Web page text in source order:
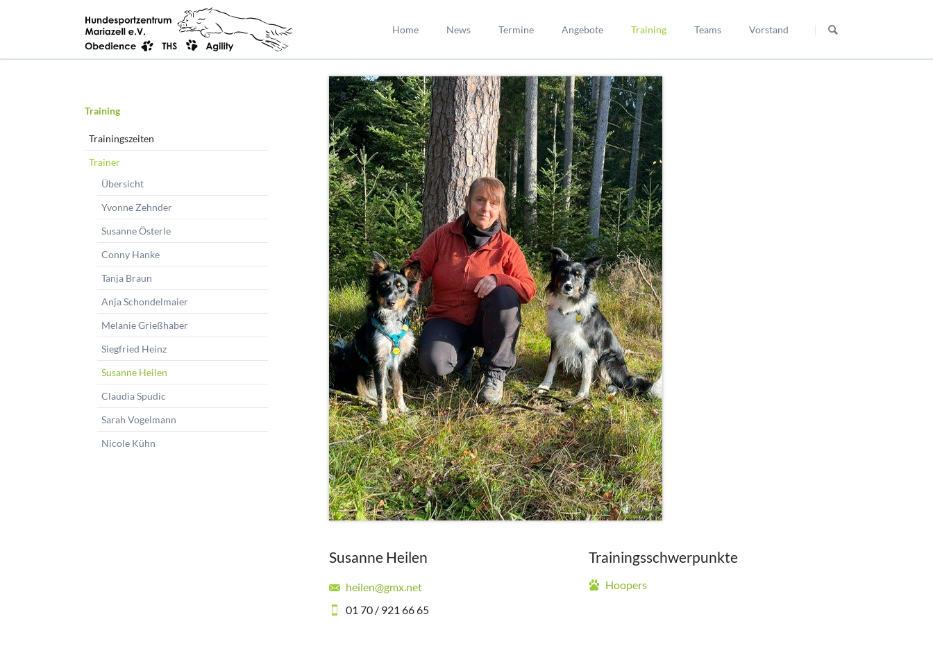
überspringen
Home News Termine Angebote Training
Übersicht
Yvonne Zehnder
Susanne Österle
Conny Hanke
Tanja Braun
Anja Schondelmaier
Melanie Grießhaber
Siegfried Heinz
Susanne Heilen
Claudia Spudic
Sarah Vogelmann
Nicole Kühn
Teams Vorstand
Susanne Heilen
heilen@gmx.net
01 70 / 921 66 65
Trainingsschwerpunkte
Hoopers
Navigation
Training
Trainingszeiten
Trainer
Übersicht
Yvonne Zehnder
Susanne Österle
Conny Hanke
Tanja Braun
Anja Schondelmaier
Melanie Grießhaber
Siegfried Heinz
Susanne Heilen
Claudia Spudic
Sarah Vogelmann
Nicole Kühn